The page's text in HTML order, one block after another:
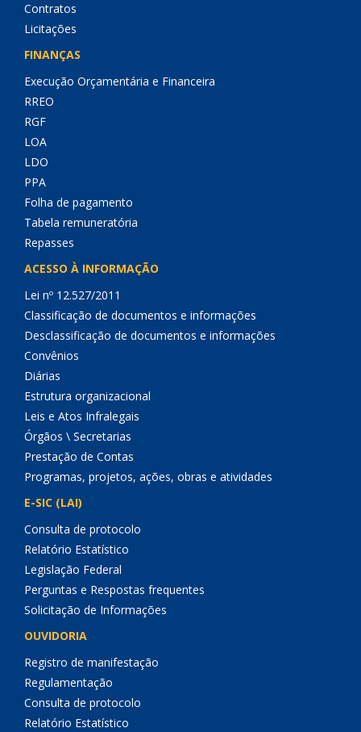
Contratos
Licitações
FINANÇAS
Execução Orçamentária e Financeira
RREO
RGF
LOA
LDO
PPA
Folha de pagamento
Tabela remuneratória
Repasses
ACESSO À INFORMAÇÃO
Lei nº 12.527/2011
Classificação de documentos e informações
Desclassificação de documentos e informações
Convênios
Diárias
Estrutura organizacional
Leis e Atos Infralegais
Órgãos \ Secretarias
Prestação de Contas
Programas, projetos, ações, obras e atividades
E-SIC (LAI)
Consulta de protocolo
Relatório Estatístico
Legislação Federal
Perguntas e Respostas frequentes
Solicitação de Informações
OUVIDORIA
Registro de manifestação
Regulamentação
Consulta de protocolo
Relatório Estatístico